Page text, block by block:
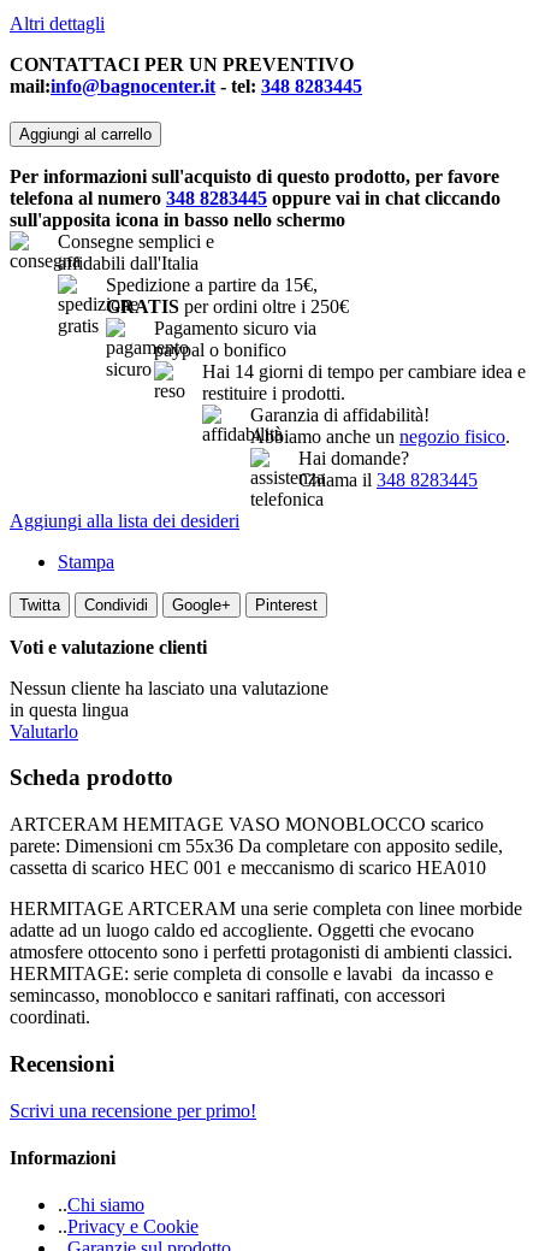
Altri dettagli
CONTATTACI PER UN PREVENTIVO
mail:info@bagnocenter.it - tel: 348 8283445
Aggiungi al carrello
Per informazioni sull'acquisto di questo prodotto, per favore
telefona al numero 348 8283445 oppure vai in chat cliccando
sull'apposita icona in basso nello schermo
Consegne semplici e
affidabili dall'Italia
Spedizione a partire da 15€,
GRATIS per ordini oltre i 250€
Pagamento sicuro via
paypal o bonifico
Hai 14 giorni di tempo per cambiare idea e
restituire i prodotti.
Garanzia di affidabilità!
Abbiamo anche un negozio fisico.
Hai domande?
Chiama il 348 8283445
Aggiungi alla lista dei desideri
Stampa
Twitta Condividi Google+ Pinterest
Voti e valutazione clienti
Nessun cliente ha lasciato una valutazione
in questa lingua
Valutarlo
Scheda prodotto
ARTCERAM HEMITAGE VASO MONOBLOCCO scarico
parete: Dimensioni cm 55x36 Da completare con apposito sedile,
cassetta di scarico HEC 001 e meccanismo di scarico HEA010
HERMITAGE ARTCERAM una serie completa con linee morbide
adatte ad un luogo caldo ed accogliente. Oggetti che evocano
atmosfere ottocento sono i perfetti protagonisti di ambienti classici.
HERMITAGE: serie completa di consolle e lavabi da incasso e
semincasso, monoblocco e sanitari raffinati, con accessori
coordinati.
Recensioni
Scrivi una recensione per primo!
Informazioni
..Chi siamo
..Privacy e Cookie